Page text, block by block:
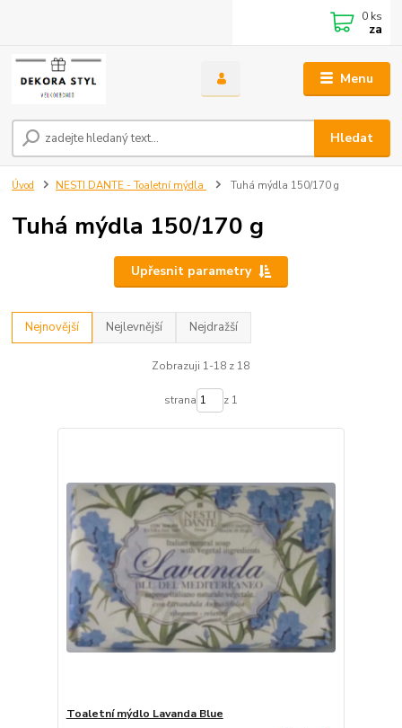
Menu
Hledat
0 ks
za
Úvod NESTI DANTE - Toaletní mýdla Tuhá mýdla 150/170 g
Tuhá mýdla 150/170 g
Upřesnit parametry
Nejnovější Nejlevnější Nejdražší
Zobrazuji 1-18 z 18
strana z 1
Toaletní mýdlo Lavanda Blue